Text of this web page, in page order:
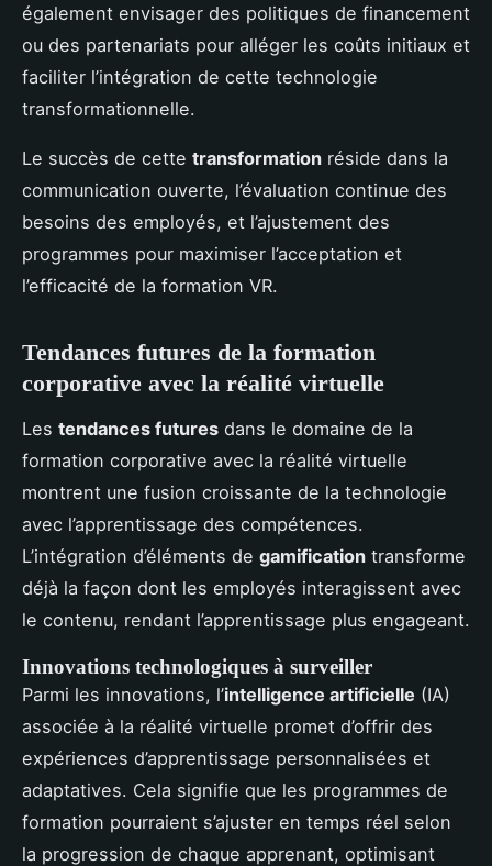
également envisager des politiques de financement
ou des partenariats pour alléger les coûts initiaux et
faciliter l’intégration de cette technologie
transformationnelle.
Le succès de cette transformation réside dans la
communication ouverte, l’évaluation continue des
besoins des employés, et l’ajustement des
programmes pour maximiser l’acceptation et
l’efficacité de la formation VR.
Tendances futures de la formation
corporative avec la réalité virtuelle
Les tendances futures dans le domaine de la
formation corporative avec la réalité virtuelle
montrent une fusion croissante de la technologie
avec l’apprentissage des compétences.
L’intégration d’éléments de gamification transforme
déjà la façon dont les employés interagissent avec
le contenu, rendant l’apprentissage plus engageant.
Innovations technologiques à surveiller
Parmi les innovations, l’intelligence artificielle (IA)
associée à la réalité virtuelle promet d’offrir des
expériences d’apprentissage personnalisées et
adaptatives. Cela signifie que les programmes de
formation pourraient s’ajuster en temps réel selon
la progression de chaque apprenant, optimisant